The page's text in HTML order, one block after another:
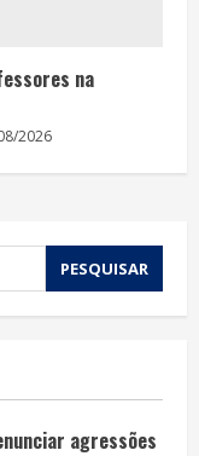
na
2026
agressões